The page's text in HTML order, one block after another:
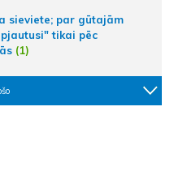
sieviete; par gūtajām
tikai pēc
(1)